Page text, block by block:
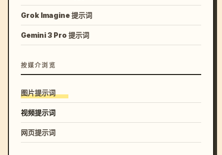
Grok Imagine 提示词
Gemini 3 Pro 提示词
按媒介浏览
图片提示词
视频提示词
网页提示词